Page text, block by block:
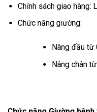
Chính sách giao hàng:
Chức năng giường:
Nâng đầu từ
Nâng chân